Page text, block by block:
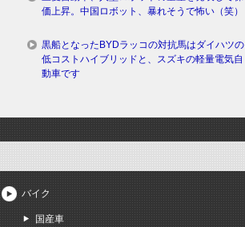
価上昇。中国ロボット、暴れそうで怖い（笑）
黒船となったBYDラッコの対抗馬はダイハツの
低コストハイブリッドと、スズキの軽量電気自
動車です
バイク
国産車